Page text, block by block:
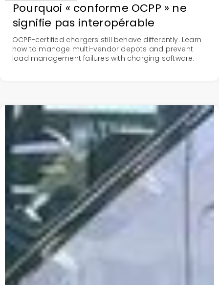
Pourquoi « conforme OCPP » ne
signifie pas interopérable
OCPP-certified chargers still behave differently. Learn
how to manage multi-vendor depots and prevent
load management failures with charging software.